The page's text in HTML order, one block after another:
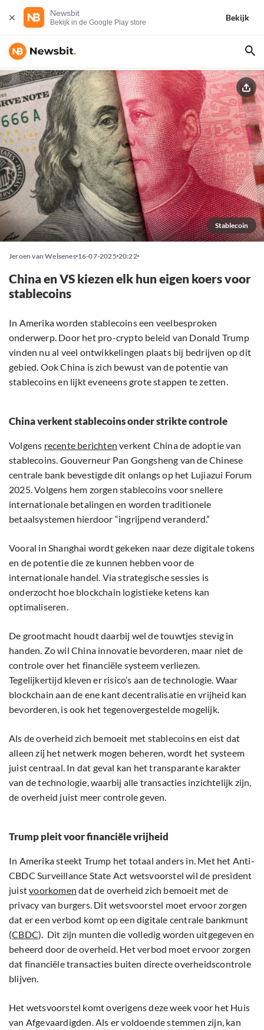
Newsbit
Bekijk in de Google Play store
Bekijk
Stablecoin
Jeroen van Welsenes 16-07-2025 20:22
China en VS kiezen elk hun eigen koers voor
stablecoins
In Amerika worden stablecoins een veelbesproken
onderwerp. Door het pro-crypto beleid van Donald Trump
vinden nu al veel ontwikkelingen plaats bij bedrijven op dit
gebied. Ook China is zich bewust van de potentie van
stablecoins en lijkt eveneens grote stappen te zetten.
China verkent stablecoins onder strikte controle
Volgens recente berichten verkent China de adoptie van
stablecoins. Gouverneur Pan Gongsheng van de Chinese
centrale bank bevestigde dit onlangs op het Lujiazui Forum
2025. Volgens hem zorgen stablecoins voor snellere
internationale betalingen en worden traditionele
betaalsystemen hierdoor “ingrijpend veranderd.”
Vooral in Shanghai wordt gekeken naar deze digitale tokens
en de potentie die ze kunnen hebben voor de
internationale handel. Via strategische sessies is
onderzocht hoe blockchain logistieke ketens kan
optimaliseren.
De grootmacht houdt daarbij wel de touwtjes stevig in
handen. Zo wil China innovatie bevorderen, maar niet de
controle over het financiële systeem verliezen.
Tegelijkertijd kleven er risico’s aan de technologie. Waar
blockchain aan de ene kant decentralisatie en vrijheid kan
bevorderen, is ook het tegenovergestelde mogelijk.
Als de overheid zich bemoeit met stablecoins en eist dat
alleen zij het netwerk mogen beheren, wordt het systeem
juist centraal. In dat geval kan het transparante karakter
van de technologie, waarbij alle transacties inzichtelijk zijn,
de overheid juist meer controle geven.
Trump pleit voor financiële vrijheid
In Amerika steekt Trump het totaal anders in. Met het Anti-
CBDC Surveillance State Act wetsvoorstel wil de president
juistvoorkomen dat de overheid zich bemoeit met de
privacy van burgers. Dit wetsvoorstel moet ervoor zorgen
dat er een verbod komt op een digitale centrale bankmunt
(CBDC). Dit zijn munten die volledig worden uitgegeven en
beheerd door de overheid. Het verbod moet ervoor zorgen
dat financiële transacties buiten directe overheidscontrole
blijven.
Het wetsvoorstel komt overigens deze week voor het Huis
van Afgevaardigden. Als er voldoende stemmen zijn, kan